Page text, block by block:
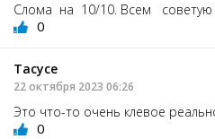
Слома на 10/10. Всем советую
0
Тасусе
22 октября 2023 06:26
Это что-то очень клевое
0